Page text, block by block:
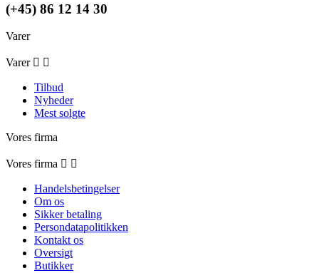
(+45) 86 12 14 30
Varer
Varer  
Tilbud
Nyheder
Mest solgte
Vores firma
Vores firma  
Handelsbetingelser
Om os
Sikker betaling
Persondatapolitikken
Kontakt os
Oversigt
Butikker